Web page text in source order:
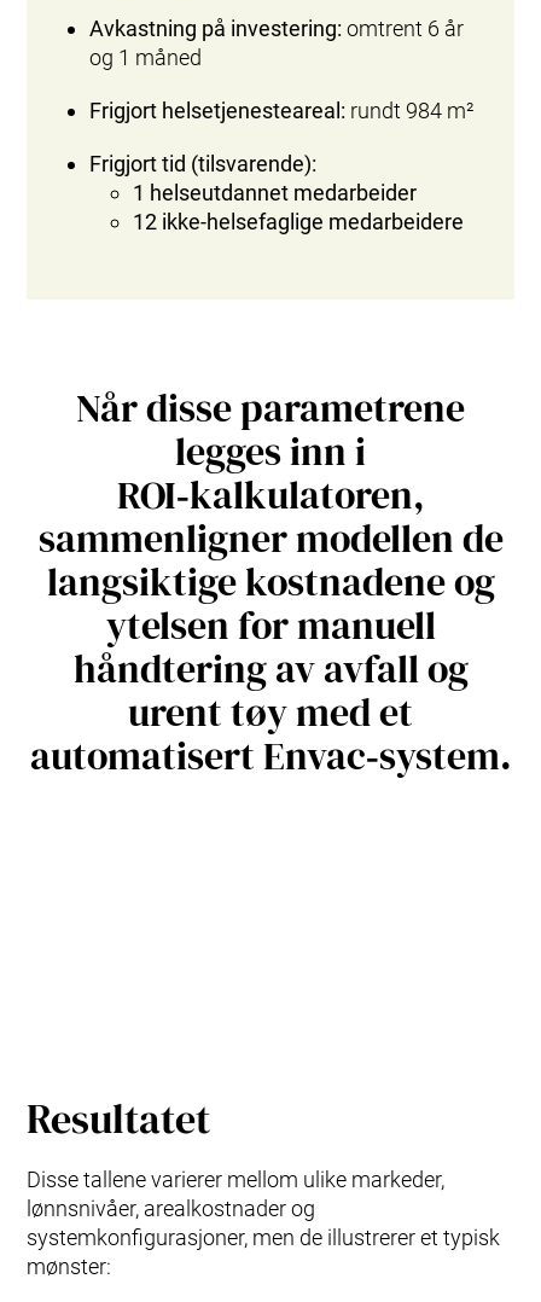
Avkastning på investering: omtrent 6 år
og 1 måned
Frigjort helsetjenesteareal: rundt 984 m²
Frigjort tid (tilsvarende):
1 helseutdannet medarbeider
12 ikke‑helsefaglige medarbeidere
Når disse parametrene
legges inn i
ROI‑kalkulatoren,
sammenligner modellen de
langsiktige kostnadene og
ytelsen for manuell
håndtering av avfall og
urent tøy med et
automatisert Envac‑system.
Resultatet
Disse tallene varierer mellom ulike markeder,
lønnsnivåer, arealkostnader og
systemkonfigurasjoner, men de illustrerer et typisk
mønster: